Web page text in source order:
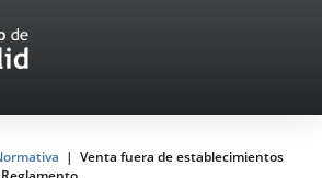
Venta fuera de establecimientos